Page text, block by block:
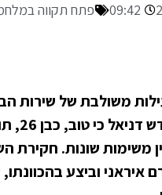
09:42 פתח תקווה
משולבת של שירות
ת"א,
משימות שונות.
איראני וביצע